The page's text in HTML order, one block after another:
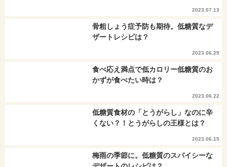
2023.07.13
骨粗しょう症予防も期待。低糖質なデ
ザートレシピは？
2023.06.29
食べ応え満点で低カロリー低糖質のお
かずが食べたい時は？
2023.06.22
低糖質食材の「とうがらし」なのに辛
くない？！とうがらしの王様とは？
2023.06.15
梅雨の季節に。低糖質のスパイシーな